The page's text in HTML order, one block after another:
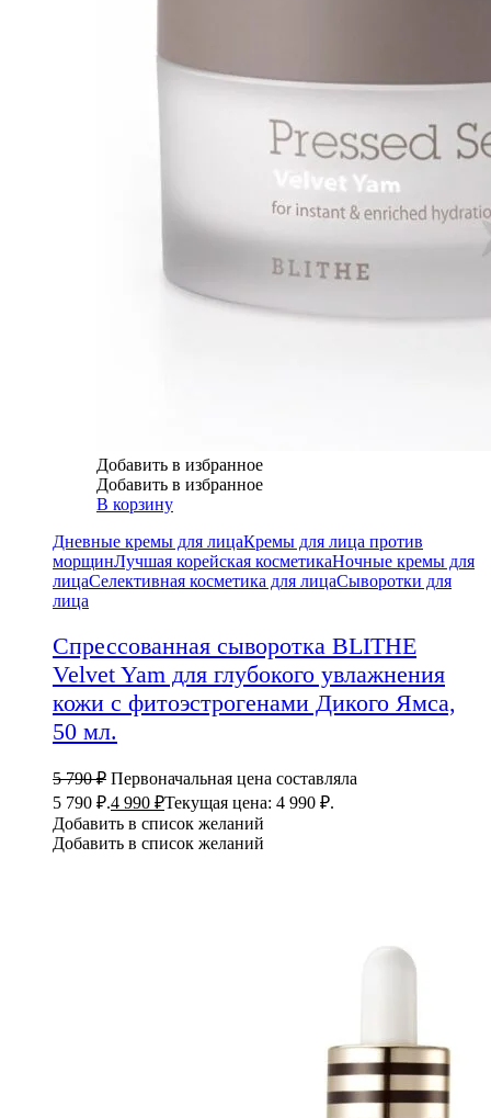
Добавить в избранное
Добавить в избранное
В корзину
Дневные кремы для лицаКремы для лица против
морщинЛучшая корейская косметикаНочные кремы для
лицаСелективная косметика для лицаСыворотки для
лица
Спрессованная сыворотка BLITHE
Velvet Yam для глубокого увлажнения
кожи с фитоэстрогенами Дикого Ямса,
50 мл.
5 790₽ Первоначальная цена составляла
5 790 ₽.4 990 ₽Текущая цена: 4 990 ₽.
Добавить в список желаний
Добавить в список желаний